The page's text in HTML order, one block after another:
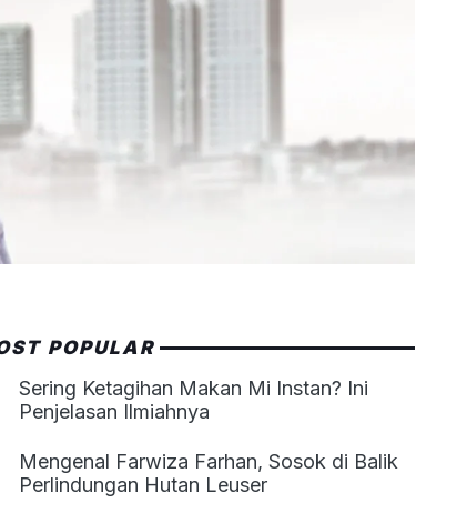
POPULAR
Sering Ketagihan Makan Mi Instan? Ini
Penjelasan Ilmiahnya
Mengenal Farwiza Farhan, Sosok di Balik
Perlindungan Hutan Leuser